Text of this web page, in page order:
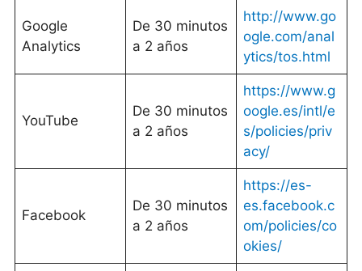
Google
Analytics
De 30 minutos
a 2 años
http://www.go
ogle.com/anal
ytics/tos.html
YouTube
De 30 minutos
a 2 años
https://www.g
oogle.es/intl/e
s/policies/priv
acy/
Facebook
De 30 minutos
a 2 años
https://es-
es.facebook.c
om/policies/co
okies/